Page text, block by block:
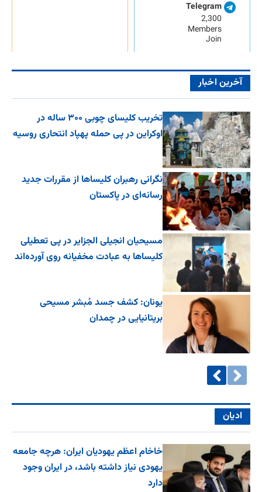
Telegram
2,300
Members
Join
آخرین اخبار
تخریب کلیسای چوبی ۳۰۰ ساله در
اوکراین در پی حمله پهپاد انتحاری روسیه
نگرانی رهبران کلیساها از مقررات جدید
رسانه‌ای در پاکستان
مسیحیان انجیلی الجزایر در پی تعطیلی
کلیساها به عبادت مخفیانه روی آورده‌اند
یونان: کشف جسد مُبشر مسیحی
بریتانیایی در چمدان
ادیان
خاخام اعظم یهودیان ایران: هرچه جامعه
یهودی نیاز داشته باشد، در ایران وجود
دارد